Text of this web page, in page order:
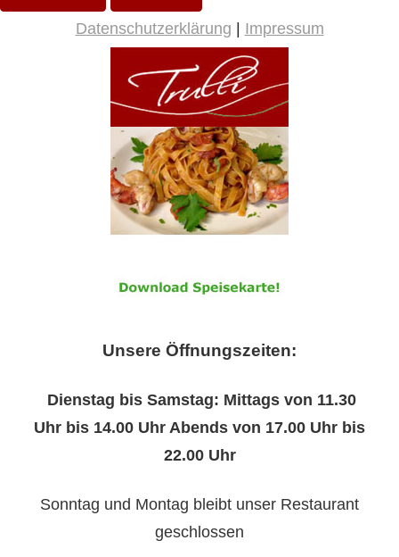
Unsere Öffnungszeiten:
Dienstag bis Samstag: Mittags von 11.30
Uhr bis 14.00 Uhr Abends von 17.00 Uhr bis
22.00 Uhr
Sonntag und Montag bleibt unser Restaurant
geschlossen
Datenschutzerklärung Impressum